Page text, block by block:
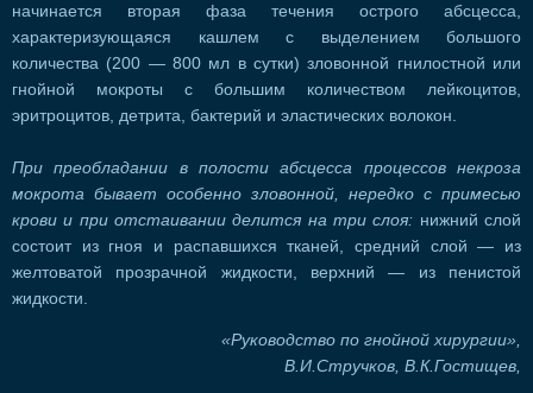
начинается вторая фаза течения острого абсцесса,
характеризующаяся кашлем с выделением большого
количества (200 — 800 мл в сутки) зловонной гнилостной или
гнойной мокроты с большим количеством лейкоцитов,
эритроцитов, детрита, бактерий и эластических волокон.
При преобладании в полости абсцесса процессов некроза
мокрота бывает особенно зловонной, нередко с примесью
крови и при отстаивании делится на три слоя: нижний слой
состоит из гноя и распавшихся тканей, средний слой — из
желтоватой прозрачной жидкости, верхний — из пенистой
жидкости.
«Руководство по гнойной хирургии»,
В.И.Стручков, В.К.Гостищев,